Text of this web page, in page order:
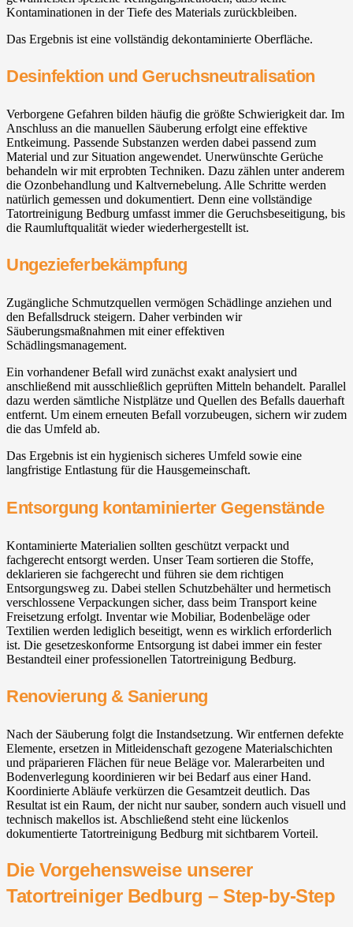
Kontaminationen in der Tiefe des Materials zurückbleiben.
Das Ergebnis ist eine vollständig dekontaminierte Oberfläche.
Desinfektion und Geruchsneutralisation
Verborgene Gefahren bilden häufig die größte Schwierigkeit dar. Im
Anschluss an die manuellen Säuberung erfolgt eine effektive
Entkeimung. Passende Substanzen werden dabei passend zum
Material und zur Situation angewendet. Unerwünschte Gerüche
behandeln wir mit erprobten Techniken. Dazu zählen unter anderem
die Ozonbehandlung und Kaltvernebelung. Alle Schritte werden
natürlich gemessen und dokumentiert. Denn eine vollständige
Tatortreinigung Bedburg umfasst immer die Geruchsbeseitigung, bis
die Raumluftqualität wieder wiederhergestellt ist.
Ungezieferbekämpfung
Zugängliche Schmutzquellen vermögen Schädlinge anziehen und
den Befallsdruck steigern. Daher verbinden wir
Säuberungsmaßnahmen mit einer effektiven
Schädlingsmanagement.
Ein vorhandener Befall wird zunächst exakt analysiert und
anschließend mit ausschließlich geprüften Mitteln behandelt. Parallel
dazu werden sämtliche Nistplätze und Quellen des Befalls dauerhaft
entfernt. Um einem erneuten Befall vorzubeugen, sichern wir zudem
die das Umfeld ab.
Das Ergebnis ist ein hygienisch sicheres Umfeld sowie eine
langfristige Entlastung für die Hausgemeinschaft.
Entsorgung kontaminierter Gegenstände
Kontaminierte Materialien sollten geschützt verpackt und
fachgerecht entsorgt werden. Unser Team sortieren die Stoffe,
deklarieren sie fachgerecht und führen sie dem richtigen
Entsorgungsweg zu. Dabei stellen Schutzbehälter und hermetisch
verschlossene Verpackungen sicher, dass beim Transport keine
Freisetzung erfolgt. Inventar wie Mobiliar, Bodenbeläge oder
Textilien werden lediglich beseitigt, wenn es wirklich erforderlich
ist. Die gesetzeskonforme Entsorgung ist dabei immer ein fester
Bestandteil einer professionellen Tatortreinigung Bedburg.
Renovierung & Sanierung
Nach der Säuberung folgt die Instandsetzung. Wir entfernen defekte
Elemente, ersetzen in Mitleidenschaft gezogene Materialschichten
und präparieren Flächen für neue Beläge vor. Malerarbeiten und
Bodenverlegung koordinieren wir bei Bedarf aus einer Hand.
Koordinierte Abläufe verkürzen die Gesamtzeit deutlich. Das
Resultat ist ein Raum, der nicht nur sauber, sondern auch visuell und
technisch makellos ist. Abschließend steht eine lückenlos
dokumentierte Tatortreinigung Bedburg mit sichtbarem Vorteil.
Die Vorgehensweise unserer
Tatortreiniger Bedburg – Step-by-Step